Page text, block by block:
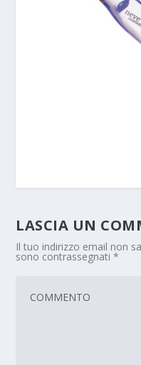
LASCIA UN
Il tuo indirizzo email non
sono contrassegnati*